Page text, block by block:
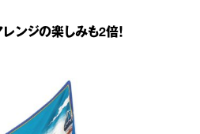
ンジの楽しみも2倍！